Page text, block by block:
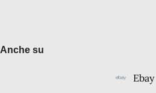
Anche su
Ebay